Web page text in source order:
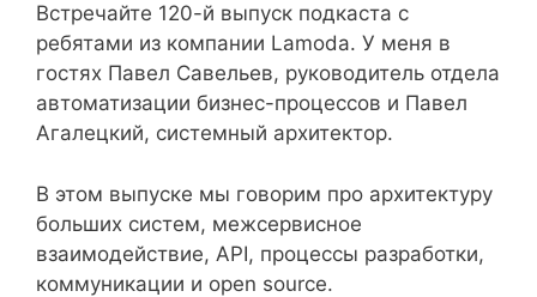
Встречайте 120-й выпуск подкаста с
ребятами из компании Lamoda. У меня в
гостях Павел Савельев, руководитель отдела
автоматизации бизнес-процессов и Павел
Агалецкий, системный архитектор.
В этом выпуске мы говорим про архитектуру
больших систем, межсервисное
взаимодействие, API, процессы разработки,
коммуникации и open source.